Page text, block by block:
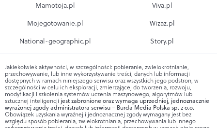
Mamotoja.pl
Mojegotowanie.pl
National-geographic.pl
Viva.pl
Wizaz.pl
Story.pl
Jakiekolwiek aktywności, w szczególności: pobieranie, zwielokrotnianie,
przechowywanie, lub inne wykorzystywanie treści, danych lub informacji
dostępnych w ramach niniejszego serwisu oraz wszystkich jego podstron, w
szczególności w celu ich eksploracji, zmierzającej do tworzenia, rozwoju,
modyfikacji i szkolenia systemów uczenia maszynowego, algorytmów lub
sztucznej inteligencji jest zabronione oraz wymaga uprzedniej, jednoznacznie
wyrażonej zgody administratora serwisu – Burda Media Polska sp. z o.o.
Obowiązek uzyskania wyraźnej i jednoznacznej zgody wymagany jest bez
względu sposób pobierania, zwielokrotniania, przechowywania lub innego